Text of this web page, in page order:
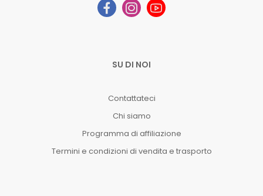
SU DI NOI
Contattateci
Chi siamo
Programma di affiliazione
Termini e condizioni di vendita e trasporto